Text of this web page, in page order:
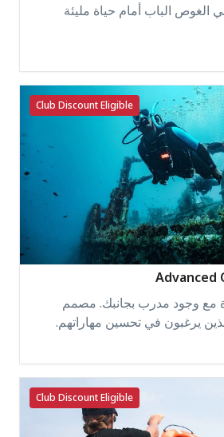
الغوص الباب أمام حياة مليئة
Club Discount Eligible
مع وجود مدرب بجانبك. مصمم
يرغبون في تحسين مهاراتهم.
Club Discount Eligible